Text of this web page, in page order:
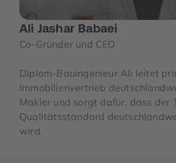
Ali Jashar Babaei
Co-Gründer und CEO
Diplom-Bauingenieur Ali leitet
Immobilienvertrieb
Makler und sorgt dafür, dass der
Qualitätsstandard
wird.